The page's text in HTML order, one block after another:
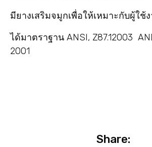
มียางเสริมจมูกเพื่อให้เหมาะกับผู้ใช้
ได้มาตราฐาน ANSI, Z87.12003
2001
Share: